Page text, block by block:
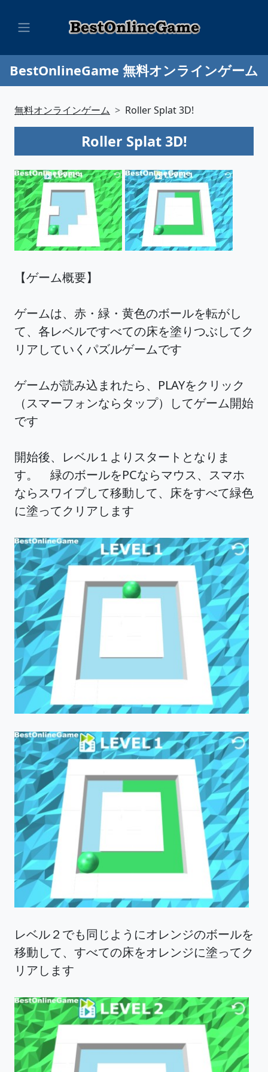
BestOnlineGame 無料オンラインゲーム
無料オンラインゲーム Roller Splat 3D!
Roller Splat 3D!
【ゲーム概要】
ゲームは、赤・緑・黄色のボールを転がし
て、各レベルですべての床を塗りつぶしてク
リアしていくパズルゲームです
ゲームが読み込まれたら、PLAYをクリック
（スマーフォンならタップ）してゲーム開始
です
開始後、レベル１よりスタートとなりま
す。 緑のボールをPCならマウス、スマホ
ならスワイプして移動して、床をすべて緑色
に塗ってクリアします
レベル２でも同じようにオレンジのボールを
移動して、すべての床をオレンジに塗ってク
リアします